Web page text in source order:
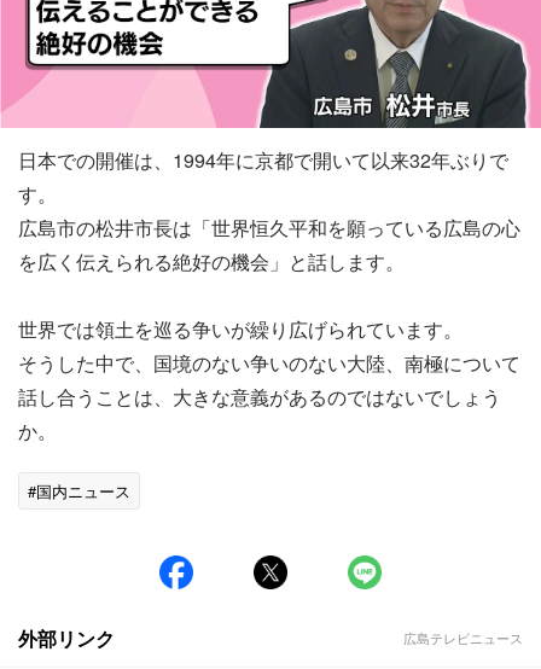
日本での開催は、1994年に京都で開いて以来32年ぶりで
す。
広島市の松井市長は「世界恒久平和を願っている広島の心
を広く伝えられる絶好の機会」と話します。
世界では領土を巡る争いが繰り広げられています。
そうした中で、国境のない争いのない大陸、南極について
話し合うことは、大きな意義があるのではないでしょう
か。
#国内ニュース
外部リンク 広島テレビニュース